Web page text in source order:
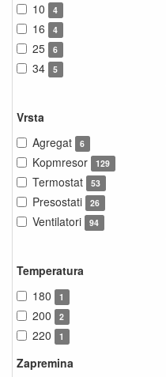
10 4
16 4
25 6
34 5
Vrsta
Agregat
6
Kopmresor 129
Termostat 53
Presostati 26
Ventilatori 94
Temperatura
180
1
200 2
220 1
Zapremina